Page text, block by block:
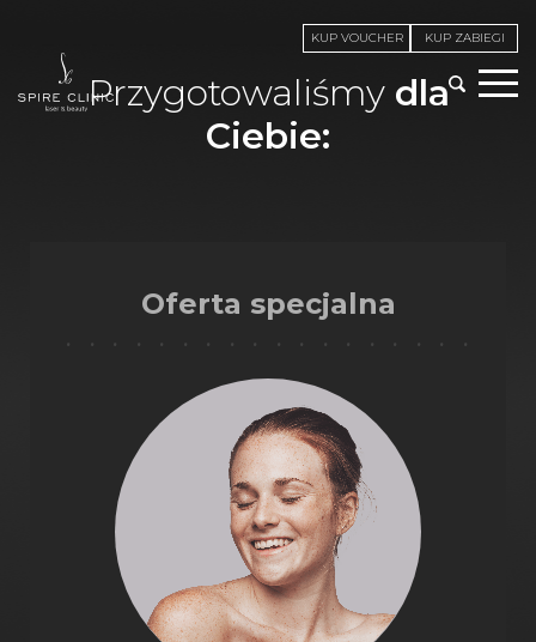
KUP VOUCHER KUP ZABIEGI
Przygotowaliśmy dla
Ciebie:
Oferta specjalna